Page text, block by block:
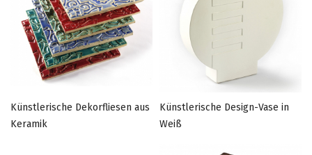
Künstlerische Dekorfliesen aus
Keramik
Künstlerische Design-Vase in
Weiß